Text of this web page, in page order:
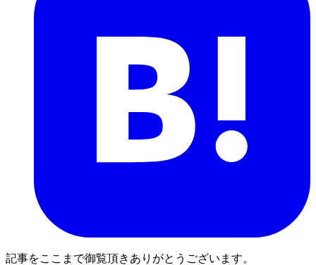
記事をここまで御覧頂きありがとうございます。